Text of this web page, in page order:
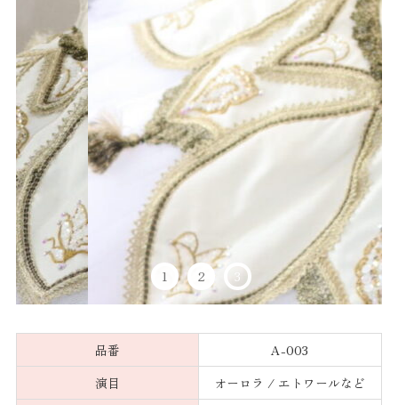
1 2 3
品番
A-003
演目
オーロラ / エトワールなど